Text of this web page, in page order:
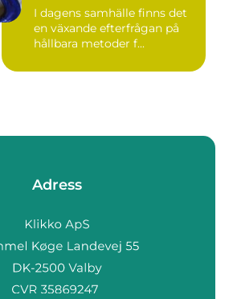
I dagens samhälle finns det
en växande efterfrågan på
hållbara metoder f...
Adress